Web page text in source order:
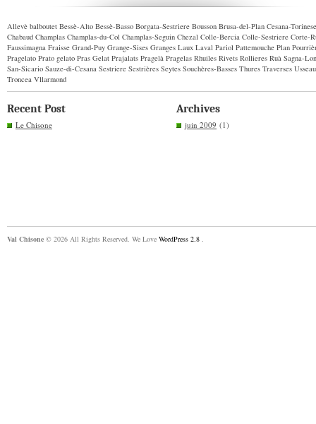
Allevè balboutet Bessè-Alto Bessè-Basso Borgata-Sestriere Bousson Brusa-del-Plan Cesana-Torinese
Chabaud Champlas Champlas-du-Col Champlas-Seguin Chezal Colle-Bercia Colle-Sestriere Corte-
Faussimagna Fraisse Grand-Puy Grange-Sises Granges Laux Laval Pariol Pattemouche Plan
Pragelato Prato gelato Pras Gelat Prajalats Pragelà Pragelas Rhuiles Rivets Rollieres Ruà Sagna-
San-Sicario Sauze-di-Cesana Sestriere Sestrières Seytes Souchères-Basses Thures Traverses
Troncea Vllarmond
Recent Post
Le Chisone
Archives
juin 2009 (1)
Val Chisone © 2026 All Rights Reserved. We Love WordPress 2.8 .